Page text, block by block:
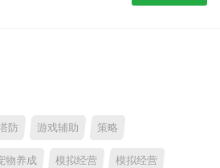
防 游戏辅助 策略
物养成 模拟经营 模拟经营